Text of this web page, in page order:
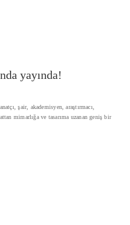
yayında!
şair, akademisyen, araştırmacı,
mimarlığa ve tasarıma uzanan geniş bir